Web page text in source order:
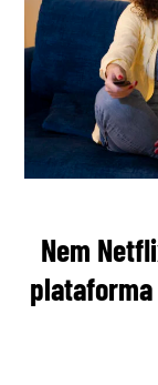
Nem
plataforma